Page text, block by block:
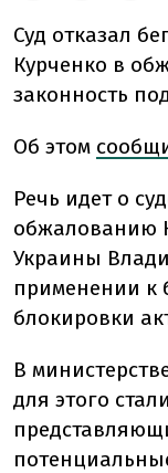
Суд отказал
Курченко в
законность
Об этом
Речь идет о
обжалованию
Украины
применении к
блокировки
В
для этого